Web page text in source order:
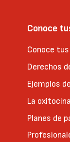
Conoce
Conoce
Derechos
Ejemplos
La
Planes de